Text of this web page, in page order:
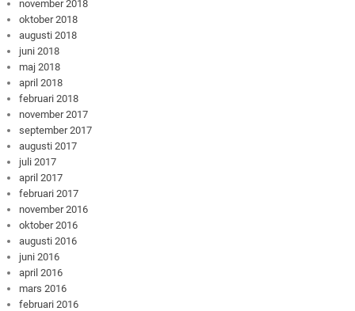
november 2018
oktober 2018
augusti 2018
juni 2018
maj 2018
april 2018
februari 2018
november 2017
september 2017
augusti 2017
juli 2017
april 2017
februari 2017
november 2016
oktober 2016
augusti 2016
juni 2016
april 2016
mars 2016
februari 2016